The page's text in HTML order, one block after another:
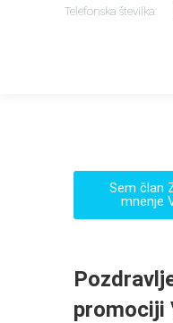
Telefonska številka:
Sem član
mnenje
promociji